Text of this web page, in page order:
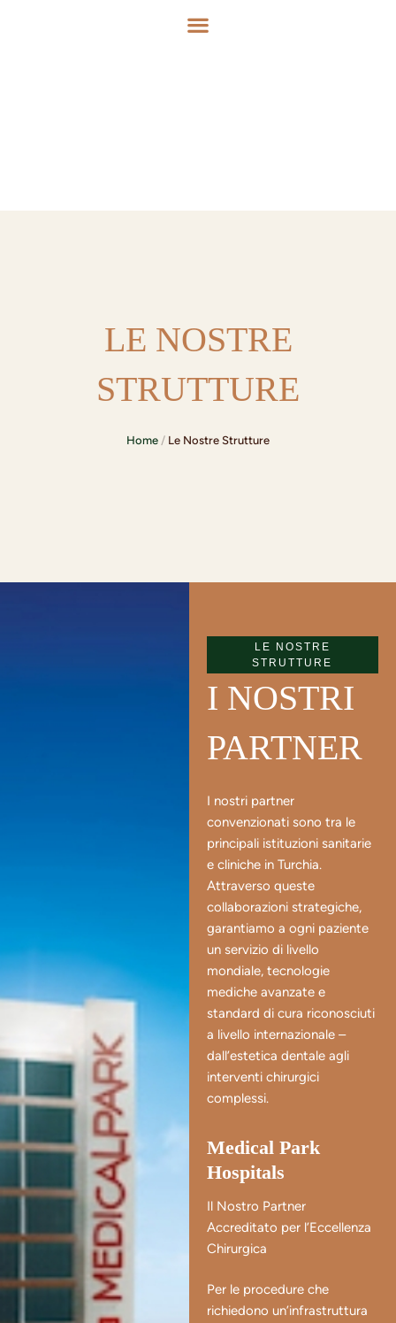
LE NOSTRE
STRUTTURE
Home / Le Nostre Strutture
LE NOSTRE
STRUTTURE
I NOSTRI
PARTNER
I nostri partner
convenzionati sono tra le
principali istituzioni sanitarie
e cliniche in Turchia.
Attraverso queste
collaborazioni strategiche,
garantiamo a ogni paziente
un servizio di livello
mondiale, tecnologie
mediche avanzate e
standard di cura riconosciuti
a livello internazionale –
dall’estetica dentale agli
interventi chirurgici
complessi.
Medical Park
Hospitals
Il Nostro Partner
Accreditato per l’Eccellenza
Chirurgica
Per le procedure che
richiedono un’infrastruttura